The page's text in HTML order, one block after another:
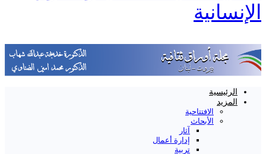
الإنسانية
الرئيسية
المزيد
الافتتاحية
الأبحاث
آثار
إدارة أعمال
تربية